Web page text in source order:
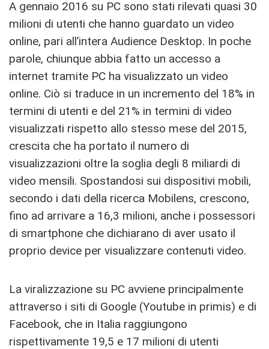
A gennaio 2016 su PC sono stati rilevati quasi 30
milioni di utenti che hanno guardato un video
online, pari all’intera Audience Desktop. In poche
parole, chiunque abbia fatto un accesso a
internet tramite PC ha visualizzato un video
online. Ciò si traduce in un incremento del 18% in
termini di utenti e del 21% in termini di video
visualizzati rispetto allo stesso mese del 2015,
crescita che ha portato il numero di
visualizzazioni oltre la soglia degli 8 miliardi di
video mensili. Spostandosi sui dispositivi mobili,
secondo i dati della ricerca Mobilens, crescono,
fino ad arrivare a 16,3 milioni, anche i possessori
di smartphone che dichiarano di aver usato il
proprio device per visualizzare contenuti video.
La viralizzazione su PC avviene principalmente
attraverso i siti di Google (Youtube in primis) e di
Facebook, che in Italia raggiungono
rispettivamente 19,5 e 17 milioni di utenti